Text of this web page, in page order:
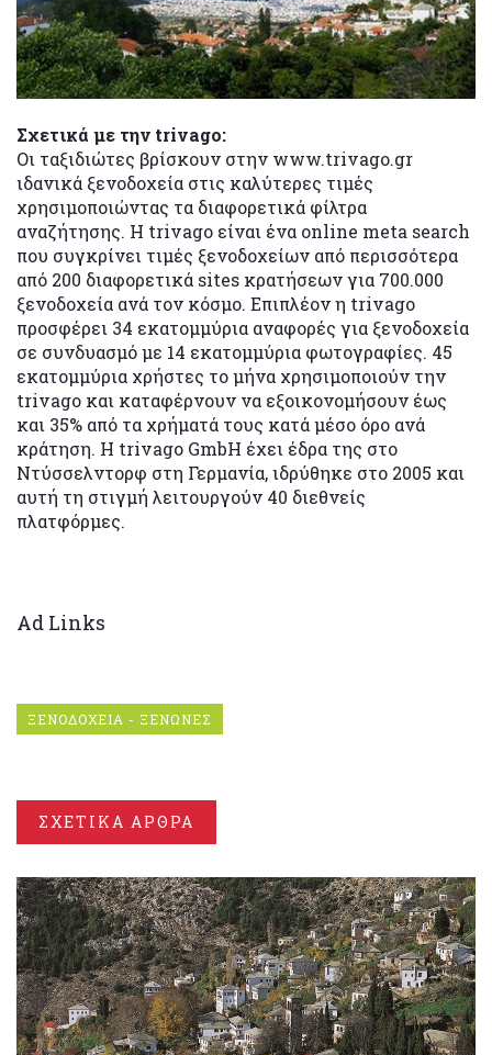
Σχετικά με την trivago:
Οι ταξιδιώτες βρίσκουν στην www.trivago.gr
ιδανικά ξενοδοχεία στις καλύτερες τιμές
χρησιμοποιώντας τα διαφορετικά φίλτρα
αναζήτησης. Η trivago είναι ένα online meta search
που συγκρίνει τιμές ξενοδοχείων από περισσότερα
από 200 διαφορετικά sites κρατήσεων για 700.000
ξενοδοχεία ανά τον κόσμο. Επιπλέον η trivago
προσφέρει 34 εκατομμύρια αναφορές για ξενοδοχεία
σε συνδυασμό με 14 εκατομμύρια φωτογραφίες. 45
εκατομμύρια χρήστες το μήνα χρησιμοποιούν την
trivago και καταφέρνουν να εξοικονομήσουν έως
και 35% από τα χρήματά τους κατά μέσο όρο ανά
κράτηση. Η trivago GmbH έχει έδρα της στο
Ντύσσελντορφ στη Γερμανία, ιδρύθηκε στο 2005 και
αυτή τη στιγμή λειτουργούν 40 διεθνείς
πλατφόρμες.
Ad Links
ΞΕΝΟΔΟΧΕΙΑ - ΞΕΝΩΝΕΣ
ΣΧΕΤΙΚΑ ΑΡΘΡΑ